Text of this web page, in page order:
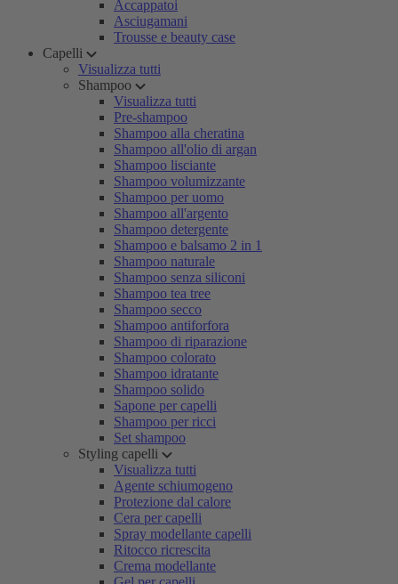
Accappatoi
Asciugamani
Trousse e beauty case
Capelli
Visualizza tutti
Shampoo
Visualizza tutti
Pre-shampoo
Shampoo alla cheratina
Shampoo all'olio di argan
Shampoo lisciante
Shampoo volumizzante
Shampoo per uomo
Shampoo all'argento
Shampoo detergente
Shampoo e balsamo 2 in 1
Shampoo naturale
Shampoo senza siliconi
Shampoo tea tree
Shampoo secco
Shampoo antiforfora
Shampoo di riparazione
Shampoo colorato
Shampoo idratante
Shampoo solido
Sapone per capelli
Shampoo per ricci
Set shampoo
Styling capelli
Visualizza tutti
Agente schiumogeno
Protezione dal calore
Cera per capelli
Spray modellante capelli
Ritocco ricrescita
Crema modellante